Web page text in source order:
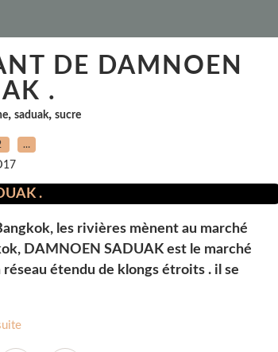
DE DAMNOEN
.
, saduak, sucre
…
les rivières mènent au marché
DAMNOEN SADUAK est le marché
étendu de klongs étroits . il se